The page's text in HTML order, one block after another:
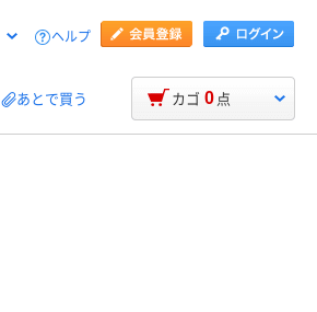
ヘルプ
あとで買う カゴ 0 点